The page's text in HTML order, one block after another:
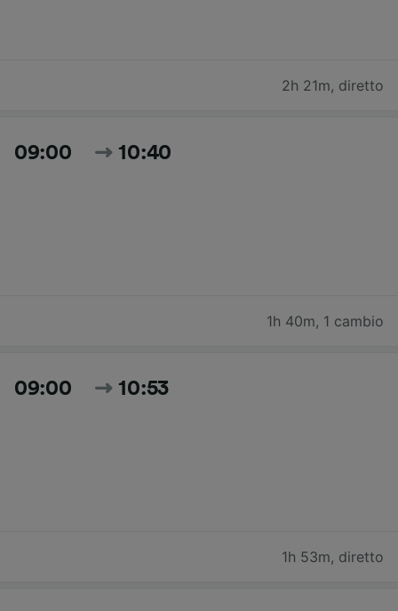
2h 21m, diretto
09:00 10:40
1h 40m, 1 cambio
09:00 10:53
1h 53m, diretto